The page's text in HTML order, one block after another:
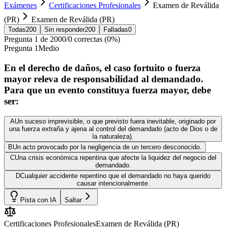
Exámenes
Certificaciones Profesionales
Examen de Reválida
(PR)
Examen de Reválida (PR)
Todas200 Sin responder200 Falladas0
Pregunta 1 de 2000/0 correctas (0%)
Pregunta 1Medio
En el derecho de daños, el caso fortuito o fuerza
mayor releva de responsabilidad al demandado.
Para que un evento constituya fuerza mayor, debe
ser:
AUn suceso imprevisible, o que previsto fuera inevitable, originado por
una fuerza extraña y ajena al control del demandado (acto de Dios o de
la naturaleza).
BUn acto provocado por la negligencia de un tercero desconocido.
CUna crisis económica repentina que afecte la liquidez del negocio del
demandado.
DCualquier accidente repentino que el demandado no haya querido
causar intencionalmente.
Pista con IA Saltar
Certificaciones ProfesionalesExamen de Reválida (PR)